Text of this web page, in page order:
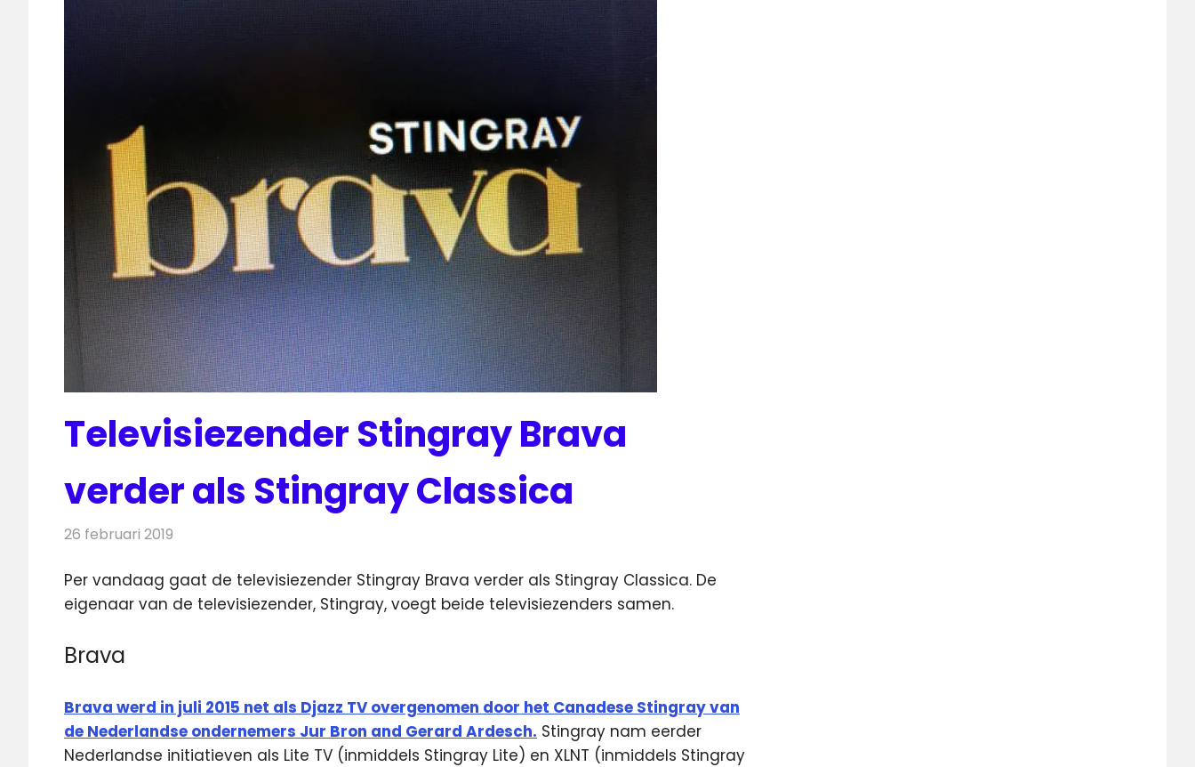
Televisiezender Stingray Brava
verder als Stingray Classica
26 februari 2019
Per vandaag gaat de televisiezender Stingray Brava verder als Stingray Classica. De
eigenaar van de televisiezender, Stingray, voegt beide televisiezenders samen.
Brava
Brava werd in juli 2015 net als Djazz TV overgenomen door het Canadese Stingray van
de Nederlandse ondernemers Jur Bron and Gerard Ardesch. Stingray nam eerder
Nederlandse initiatieven als Lite TV (inmiddels Stingray Lite) en XLNT (inmiddels Stingray